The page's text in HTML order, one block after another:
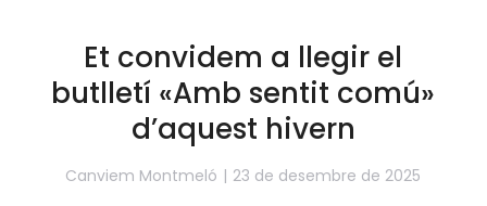
Et convidem a llegir el
butlletí «Amb sentit comú»
d’aquest hivern
Canviem Montmeló 23 de desembre de 2025